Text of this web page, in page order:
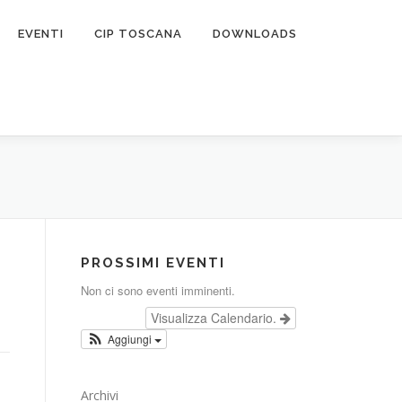
EVENTI CIP TOSCANA DOWNLOADS
PROSSIMI EVENTI
Non ci sono eventi imminenti.
Visualizza Calendario.
Aggiungi
Archivi